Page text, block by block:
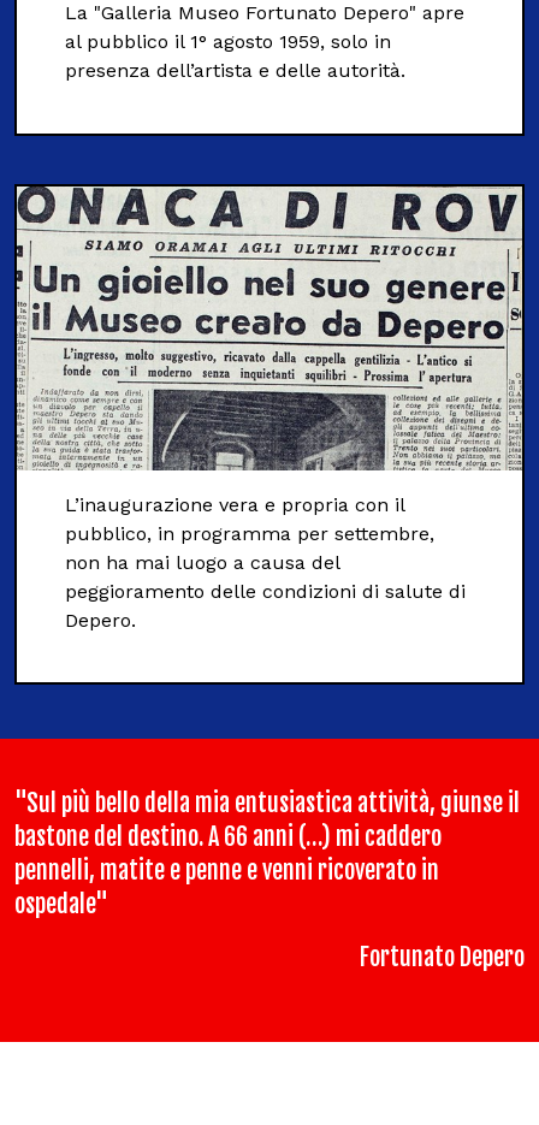
La "Galleria Museo Fortunato Depero" apre
al pubblico il 1° agosto 1959, solo in
presenza dell’artista e delle autorità.
L’inaugurazione vera e propria con il
pubblico, in programma per settembre,
non ha mai luogo a causa del
peggioramento delle condizioni di salute di
Depero.
"Sul più bello della mia entusiastica attività, giunse il
bastone del destino. A 66 anni (…) mi caddero
pennelli, matite e penne e venni ricoverato in
ospedale"
Fortunato Depero